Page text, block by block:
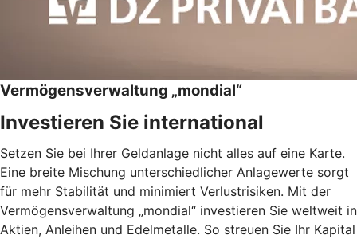
Vermögensverwaltung „mondial“
Investieren Sie international
Setzen Sie bei Ihrer Geldanlage nicht alles auf eine Karte.
Eine breite Mischung unterschiedlicher Anlagewerte sorgt
für mehr Stabilität und minimiert Verlustrisiken. Mit der
Vermögensverwaltung „mondial“ investieren Sie weltweit in
Aktien, Anleihen und Edelmetalle. So streuen Sie Ihr Kapital